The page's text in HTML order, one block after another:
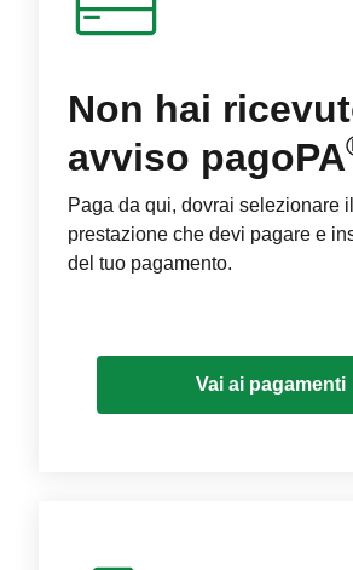
Non hai
avviso pagoPA
Paga da qui, dovrai selezionare
prestazione che devi pagare e
del tuo pagamento.
Vai ai pagamenti